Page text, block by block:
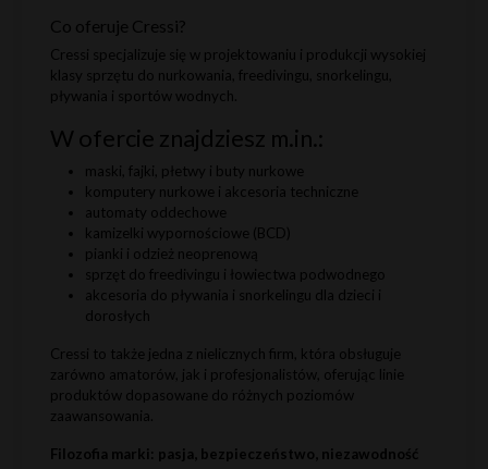
Co oferuje Cressi?
Cressi specjalizuje się w projektowaniu i produkcji wysokiej
klasy sprzętu do nurkowania, freedivingu, snorkelingu,
pływania i sportów wodnych.
W ofercie znajdziesz m.in.:
maski, fajki, płetwy i buty nurkowe
komputery nurkowe i akcesoria techniczne
automaty oddechowe
kamizelki wypornościowe (BCD)
pianki i odzież neoprenową
sprzęt do freedivingu i łowiectwa podwodnego
akcesoria do pływania i snorkelingu dla dzieci i
dorosłych
Cressi to także jedna z nielicznych firm, która obsługuje
zarówno amatorów, jak i profesjonalistów, oferując linie
produktów dopasowane do różnych poziomów
zaawansowania.
Filozofia marki: pasja, bezpieczeństwo, niezawodność